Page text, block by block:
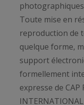
Toute mise en
reproduction de
quelque forme,
support
formellement
expresse de CAP
INTERNATIONAL